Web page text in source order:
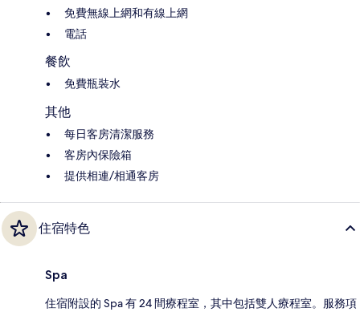
免費無線上網和有線上網
電話
餐飲
免費瓶裝水
其他
每日客房清潔服務
客房內保險箱
提供相連/相通客房
住宿特色
Spa
住宿附設的 Spa 有 24 間療程室，其中包括雙人療程室。服務項